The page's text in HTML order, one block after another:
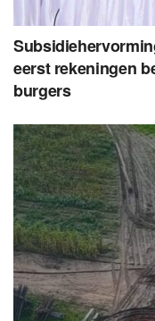
eerst rekeningen
burgers